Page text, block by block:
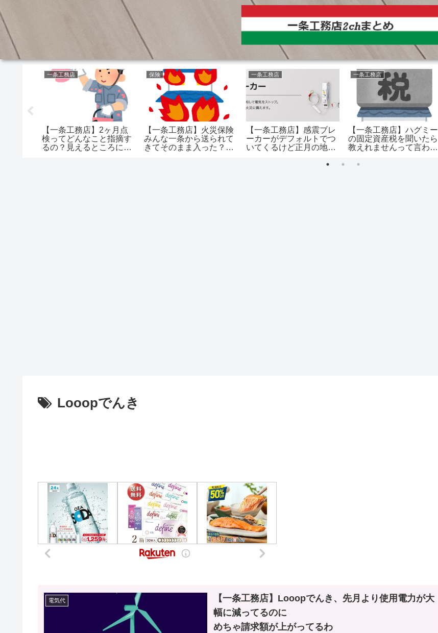
一条工務店
【一条工務店】2ヶ月点
検ってどんなこと指摘す
るの？見えるところに不
保険
【一条工務店】火災保険
みんな一条から送られて
きてそのまま入った？そ
一条工務店
【一条工務店】感震ブレ
ーカーがデフォルトでつ
いてくるけど正月の地震
一条工務店
【一条工務店】ハグミー
の固定資産税を聞いたら
教えれませんって言われ
Looopでんき
電気代
【一条工務店】Looopでんき、先月より使用電力が大
幅に減ってるのに
めちゃ請求額が上がってるわ